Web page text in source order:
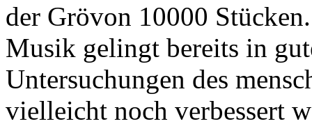
der Grövon 10000
Musik gelingt bereits in
Untersuchungen des
vielleicht noch verbessert